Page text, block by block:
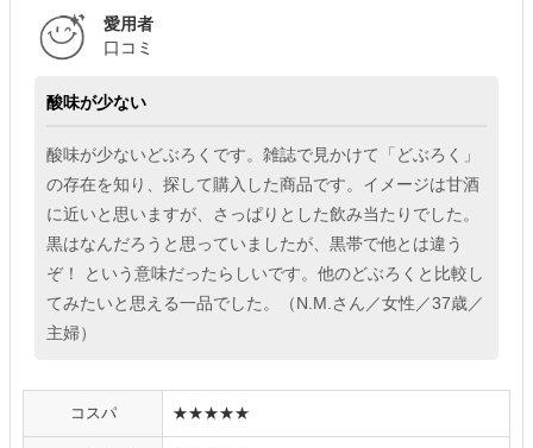
愛用者
口コミ
酸味が少ない
酸味が少ないどぶろくです。雑誌で見かけて「どぶろく」
の存在を知り、探して購入した商品です。イメージは甘酒
に近いと思いますが、さっぱりとした飲み当たりでした。
黒はなんだろうと思っていましたが、黒帯で他とは違う
ぞ！ という意味だったらしいです。他のどぶろくと比較し
てみたいと思える一品でした。（N.M.さん／女性／37歳／
主婦）
コスパ ★★★★★